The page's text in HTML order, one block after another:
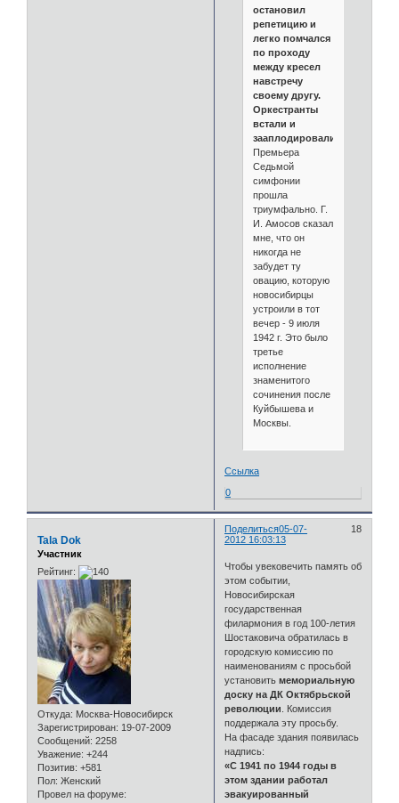
остановил
репетицию и
легко помчался
по проходу
между кресел
навстречу
своему другу.
Оркестранты
встали и
зааплодировали.
Премьера
Седьмой
симфонии
прошла
триумфально. Г.
И. Амосов сказал
мне, что он
никогда не
забудет ту
овацию, которую
новосибирцы
устроили в тот
вечер - 9 июля
1942 г. Это было
третье
исполнение
знаменитого
сочинения после
Куйбышева и
Москвы.
Ссылка
0
Поделиться 18
05-07-
2012 16:03:13
Tala Dok
Участник
Рейтинг:
Откуда: Москва-Новосибирск
Зарегистрирован: 19-07-2009
Сообщений: 2258
Уважение: +244
Позитив: +581
Пол: Женский
Провел на форуме:
Чтобы увековечить память об
этом событии,
Новосибирская
государственная
филармония в год 100-летия
Шостаковича обратилась в
городскую комиссию по
наименованиям с просьбой
установить мемориальную
доску на ДК Октябрьской
революции . Комиссия
поддержала эту просьбу.
На фасаде здания появилась
надпись:
«С 1941 по 1944 годы в
этом здании работал
эвакуированный